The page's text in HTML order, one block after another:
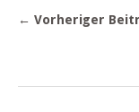
← Vorheriger